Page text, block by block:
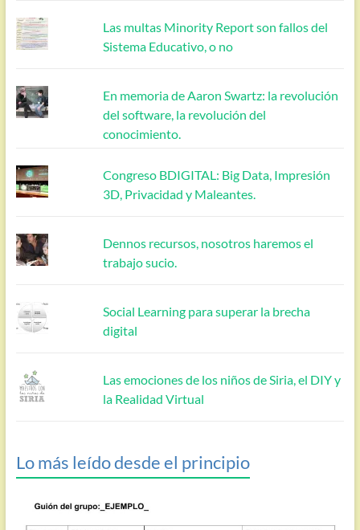
Las multas Minority Report son fallos del
Sistema Educativo, o no
En memoria de Aaron Swartz: la revolución
del software, la revolución del
conocimiento.
Congreso BDIGITAL: Big Data, Impresión
3D, Privacidad y Maleantes.
Dennos recursos, nosotros haremos el
trabajo sucio.
Social Learning para superar la brecha
digital
Las emociones de los niños de Siria, el DIY y
la Realidad Virtual
Lo más leído desde el principio